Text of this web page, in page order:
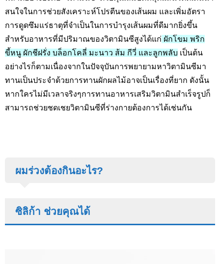
สนใจในการช่วยสังเคราะห์โปรตีนของเส้นผม และเพิ่มอัตรา
การดูดซึมแร่ธาตุที่จำเป็นในการบำรุงเส้นผมที่ดีมากยิ่งขึ้น
สำหรับอาหารที่มีปริมาณของวิตามินซีสูงได้แก่ ผักโขม พริก
ขี้หนู ผักชีฝรั่ง บล็อกโคลี่ มะนาว ส้ม กีวี่ และลูกพลับ เป็นต้น
อย่างไรก็ตามเนื่องจากในปัจจุบันการพยายามหาวิตามินซีมา
ทานเป็นประจำด้วยการทานผักผลไม้อาจเป็นเรื่องที่ยาก ดังนั้น
หากใครไม่มีเวลาจริงๆการทานอาหารเสริมวิตามินสำเร็จรูปก็
สามารถช่วยชดเชยวิตามินซีที่ร่างกายต้องการได้เช่นกัน
ผมร่วงต้องกินอะไร?
ซิลิก้า ช่วยคุณได้